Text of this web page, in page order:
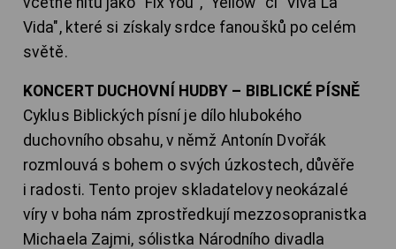
Vida", které si získaly srdce fanoušků po celém
světě.
KONCERT DUCHOVNÍ HUDBY – BIBLICKÉ PÍSNĚ
Cyklus Biblických písní je dílo hlubokého
duchovního obsahu, v němž Antonín Dvořák
rozmlouvá s bohem o svých úzkostech, důvěře
i radosti. Tento projev skladatelovy neokázalé
víry v boha nám zprostředkují mezzosopranistka
Michaela Zajmi, sólistka Národního divadla